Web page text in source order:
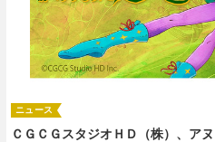
声優
舞台
動画
連載・ブログ一覧
編集部ブログ・お知らせ
ＣＧＣＧスタジオＨＤ（株）、ア
ニュース